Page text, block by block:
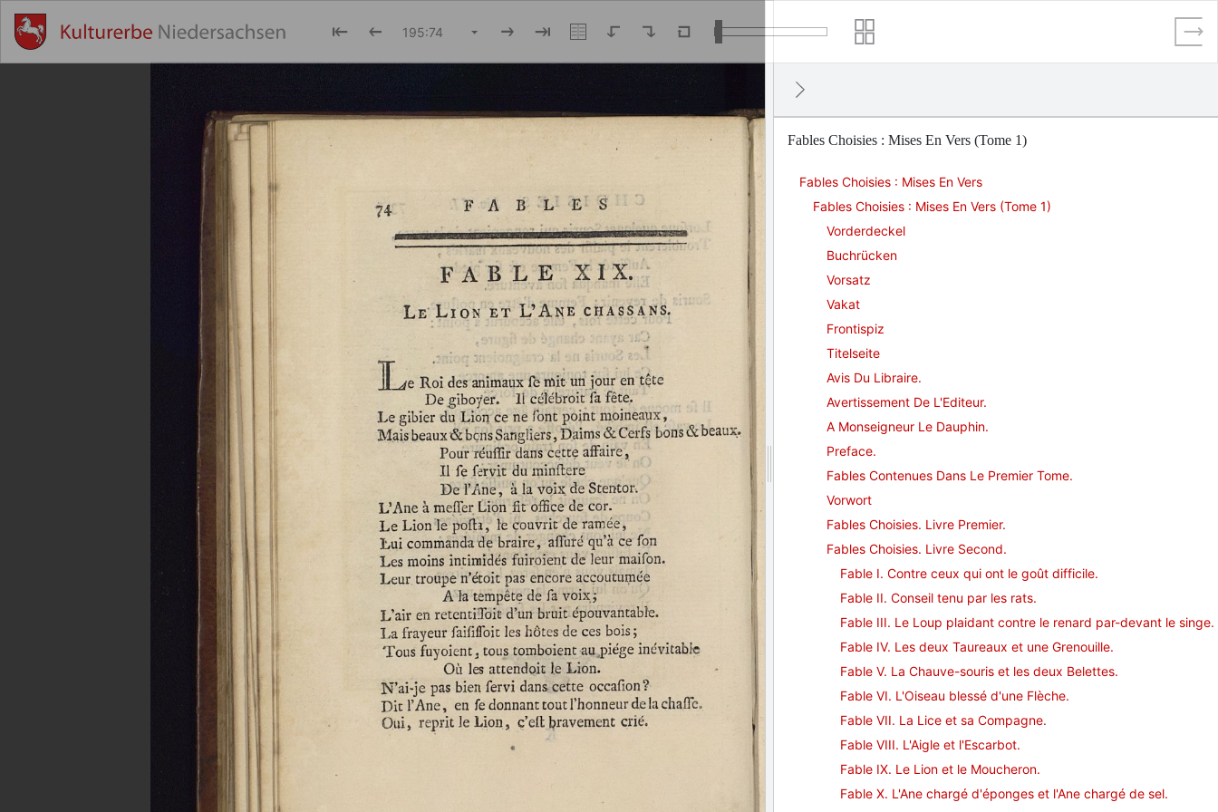
Fables Choisies : Mises En Vers (Tome 1)
Fables Choisies : Mises En Vers
Fables Choisies : Mises En Vers (Tome 1)
Vorderdeckel
Buchrücken
Vorsatz
Vakat
Frontispiz
Titelseite
Avis Du Libraire.
Avertissement De L'Editeur.
A Monseigneur Le Dauphin.
Preface.
Fables Contenues Dans Le Premier Tome.
Vorwort
Fables Choisies. Livre Premier.
Fables Choisies. Livre Second.
Fable I. Contre ceux qui ont le goût difficile.
Fable II. Conseil tenu par les rats.
Fable III. Le Loup plaidant contre le renard par-devant le singe.
Fable IV. Les deux Taureaux et une Grenouille.
Fable V. La Chauve-souris et les deux Belettes.
Fable VI. L'Oiseau blessé d'une Flèche.
Fable VII. La Lice et sa Compagne.
Fable VIII. L'Aigle et l'Escarbot.
Fable IX. Le Lion et le Moucheron.
Fable X. L'Ane chargé d'éponges et l'Ane chargé de sel.